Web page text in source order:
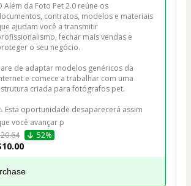
Além da Foto Pet 2.0 reúne os
contratos, modelos e materiais
ajudam você a transmitir
fechar mais vendas e
o seu negócio.
de adaptar modelos genéricos da
e comece a trabalhar com uma
criada para fotógrafos pet.
Esta oportunidade desaparecerá assim
você avançar p
52%